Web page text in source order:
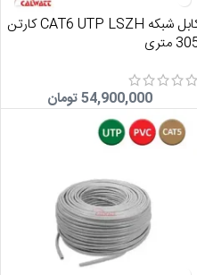
کابل شبکه CAT6 UTP LSZH کارتن
متری
54,900,000تومان